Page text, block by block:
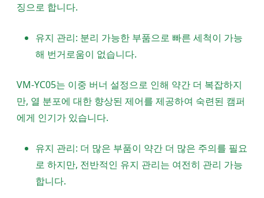
징으로 합니다.
유지 관리: 분리 가능한 부품으로 빠른 세척이 가능
해 번거로움이 없습니다.
VM-YC05는 이중 버너 설정으로 인해 약간 더 복잡하지
만, 열 분포에 대한 향상된 제어를 제공하여 숙련된 캠퍼
에게 인기가 있습니다.
유지 관리: 더 많은 부품이 약간 더 많은 주의를 필요
로 하지만, 전반적인 유지 관리는 여전히 관리 가능
합니다.